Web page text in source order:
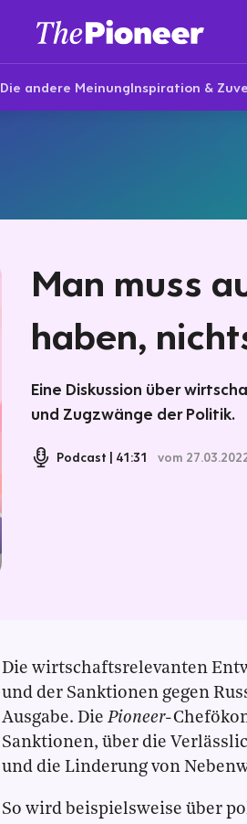
Die andere MeinungInspiration &
Man muss
haben,
Eine Diskussion über
und Zugzwänge der Politik.
Podcast 41:31 vom
Die wirtschaftsrelevanten
und der Sanktionen gegen
Ausgabe. Die Pioneer-
Sanktionen, über die
und die Linderung von
So wird beispielsweise über